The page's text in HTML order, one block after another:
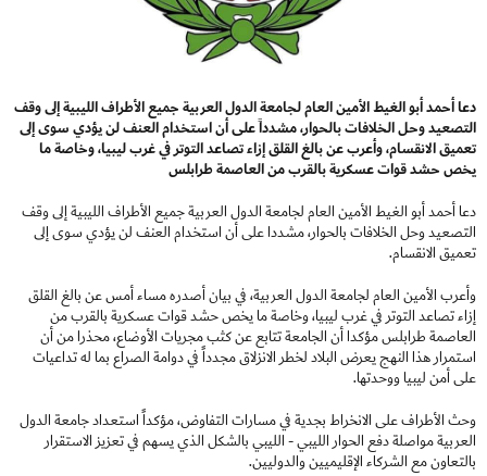
دعا أحمد أبو الغيط الأمين العام لجامعة الدول العربية جميع الأطراف الليبية إلى وقف
التصعيد وحل الخلافات بالحوار، مشدداً على أن استخدام العنف لن يؤدي سوى إلى
تعميق الانقسام، وأعرب عن بالغ القلق إزاء تصاعد التوتر في غرب ليبيا، وخاصة ما
يخص حشد قوات عسكرية بالقرب من العاصمة طرابلس
دعا أحمد أبو الغيط الأمين العام لجامعة الدول العربية جميع الأطراف الليبية إلى وقف
التصعيد وحل الخلافات بالحوار، مشددا على أن استخدام العنف لن يؤدي سوى إلى
تعميق الانقسام.
وأعرب الأمين العام لجامعة الدول العربية، في بيان أصدره مساء أمس عن بالغ القلق
إزاء تصاعد التوتر في غرب ليبيا، وخاصة ما يخص حشد قوات عسكرية بالقرب من
العاصمة طرابلس مؤكدا أن الجامعة تتابع عن كثب مجريات الأوضاع، محذرا من أن
استمرار هذا النهج يعرض البلاد لخطر الانزلاق مجدداً في دوامة الصراع بما له تداعيات
على أمن ليبيا ووحدتها.
وحث الأطراف على الانخراط بجدية في مسارات التفاوض، مؤكداً استعداد جامعة الدول
العربية مواصلة دفع الحوار الليبي - الليبي بالشكل الذي يسهم في تعزيز الاستقرار
بالتعاون مع الشركاء الإقليميين والدوليين.